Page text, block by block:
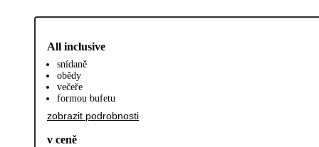
All inclusive
snídaně
obědy
večeře
formou bufetu
zobrazit podrobnosti
v ceně